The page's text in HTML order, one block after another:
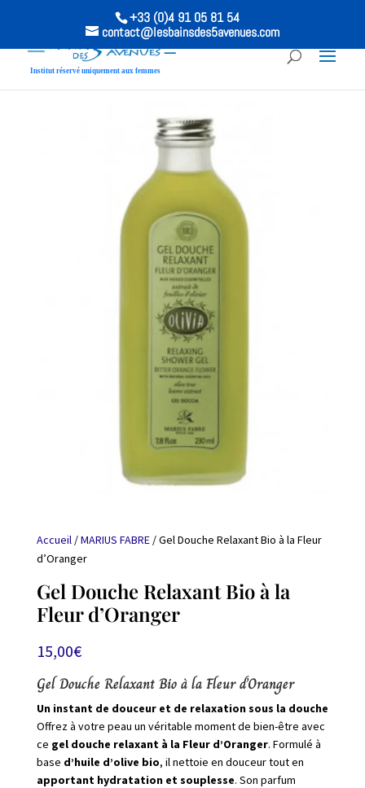
+33 (0)4 91 05 81 54
contact@lesbainsdes5avenues.com
Accueil /MARIUS FABRE/ Gel Douche Relaxant Bio à la Fleur
d’Oranger
Gel Douche Relaxant Bio à la
Fleur d’Oranger
15,00€
Gel Douche Relaxant Bio à la Fleur d’Oranger
Un instant de douceur et de relaxation sous la douche
Offrez à votre peau un véritable moment de bien-être avec
ce gel douche relaxant à la Fleur d’Oranger. Formulé à
base d’huile d’olive bio, il nettoie en douceur tout en
apportant hydratation et souplesse. Son parfum